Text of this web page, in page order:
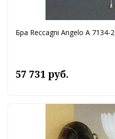
Бра Reccagni Angelo A 7134-2
57 731 руб.